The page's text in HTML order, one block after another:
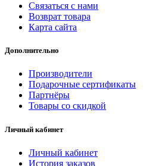
Связаться с нами
Возврат товара
Карта сайта
Дополнительно
Производители
Подарочные сертификаты
Партнёры
Товары со скидкой
Личный кабинет
Личный кабинет
История заказов